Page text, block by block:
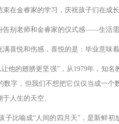
在金睿家的学习，庆祝孩子们在成长
别老师和金睿家的仪式感——生活
喜悦和伤感，喜悦的是：毕业意味
他的翅膀更坚强”，从1979年，知名
数字，但我们不想把它仅仅当成一
人生的天空。
比喻成“人间的四月天”，是新鲜